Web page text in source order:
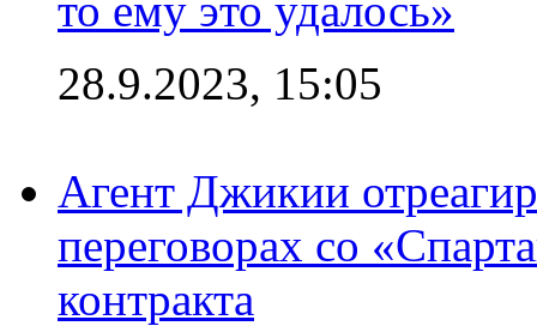
28.9.2023, 15:05
Агент Джикии
переговорах со
контракта